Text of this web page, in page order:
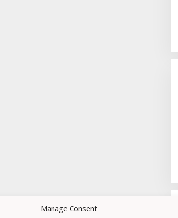
Manage Consent